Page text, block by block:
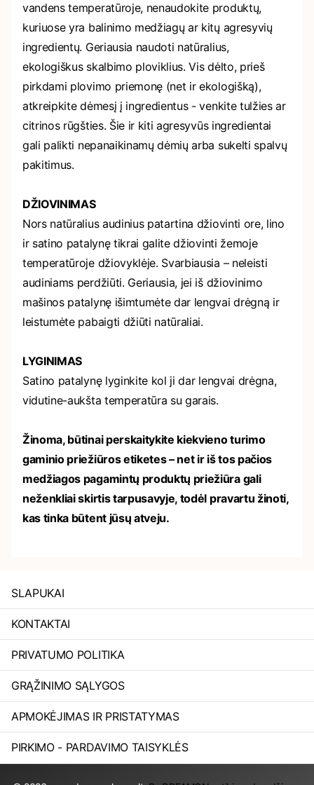
vandens temperatūroje, nenaudokite produktų,
kuriuose yra balinimo medžiagų ar kitų agresyvių
ingredientų. Geriausia naudoti natūralius,
ekologiškus skalbimo ploviklius. Vis dėlto, prieš
pirkdami plovimo priemonę (net ir ekologišką),
atkreipkite dėmesį į ingredientus - venkite tulžies ar
citrinos rūgšties. Šie ir kiti agresyvūs ingredientai
gali palikti nepanaikinamų dėmių arba sukelti spalvų
pakitimus.
DŽIOVINIMAS
Nors natūralius audinius patartina džiovinti ore, lino
ir satino patalynę tikrai galite džiovinti žemoje
temperatūroje džiovyklėje. Svarbiausia – neleisti
audiniams perdžiūti. Geriausia, jei iš džiovinimo
mašinos patalynę išimtumėte dar lengvai drėgną ir
leistumėte pabaigti džiūti natūraliai.
LYGINIMAS
Satino patalynę lyginkite kol ji dar lengvai drėgna,
vidutine-aukšta temperatūra su garais.
Žinoma, būtinai perskaitykite kiekvieno turimo
gaminio priežiūros etiketes – net ir iš tos pačios
medžiagos pagamintų produktų priežiūra gali
neženkliai skirtis tarpusavyje, todėl pravartu žinoti,
kas tinka būtent jūsų atveju.
SLAPUKAI
KONTAKTAI
PRIVATUMO POLITIKA
GRĄŽINIMO SĄLYGOS
APMOKĖJIMAS IR PRISTATYMAS
PIRKIMO - PARDAVIMO TAISYKLĖS